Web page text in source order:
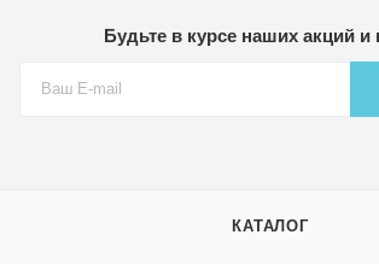
Будьте в курсе наших акций и
КАТАЛОГ